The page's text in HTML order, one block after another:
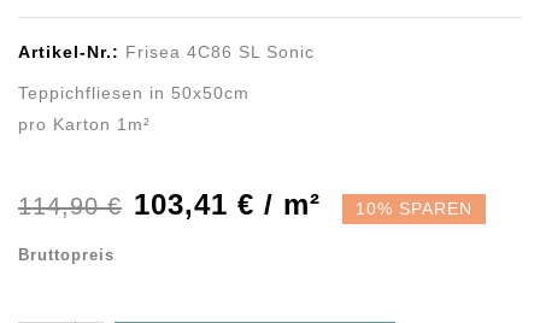
Artikel-Nr.: Frisea 4C86 SL Sonic
Teppichfliesen in 50x50cm
pro Karton 1m²
114,90 € 103,41 € / m² 10% SPAREN
Bruttopreis